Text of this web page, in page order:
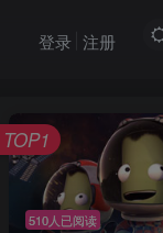
登录 注册
510人已阅读
TOP1